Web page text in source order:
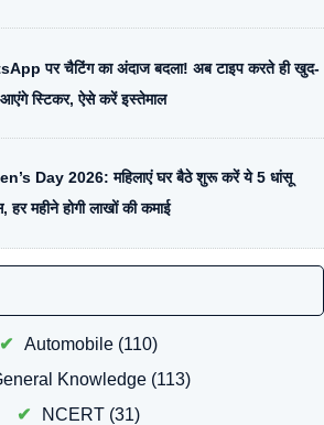
पर चैटिंग का अंदाज बदला! अब टाइप करते ही खुद-
स्टिकर, ऐसे करें इस्तेमाल
Day 2026: महिलाएं घर बैठे शुरू करें ये 5 धांसू
हर महीने होगी लाखों की कमाई
Automobile(110)
Knowledge (113)
NCERT(31)